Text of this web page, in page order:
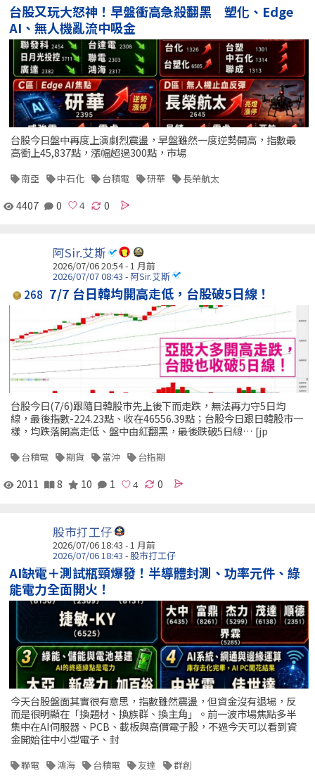
台股又玩大怒神！早盤衝高急殺翻黑 塑化、Edge
AI、無人機亂流中吸金
台股今日盤中再度上演劇烈震盪，早盤雖然一度逆勢開高，指數最
高衝上45,837點，漲幅超過300點，市場
南亞 中石化 台積電 研華 長榮航太
4407 0 0
阿Sir.艾斯
2026/07/06 20:54 - 1 月前
2026/07/07 08:43 - 阿Sir.艾斯
268 7/7 台日韓均開高走低，台股破5日線！
台股今日(7/6)跟隨日韓股市先上後下而走跌，無法再力守5日均
線，最後指數-224.23點、收在46556.39點；台股今日跟日韓股市一
樣，均跌落開高走低、盤中由紅翻黑，最後跌破5日線… [jp
台積電 期貨 當沖 台指期
2011 8 10 1 0
股市打工仔
2026/07/06 18:43 - 1 月前
2026/07/06 18:43 - 股市打工仔
AI缺電＋測試瓶頸爆發！半導體封測、功率元件、綠
能電力全面開火！
今天台股盤面其實很有意思，指數雖然震盪，但資金沒有退場，反
而是很明顯在「換題材、換族群、換主角」。前一波市場焦點多半
集中在AI伺服器、PCB、載板與高價電子股，不過今天可以看到資
金開始往中小型電子、封
聯電 鴻海 台積電 友達 群創